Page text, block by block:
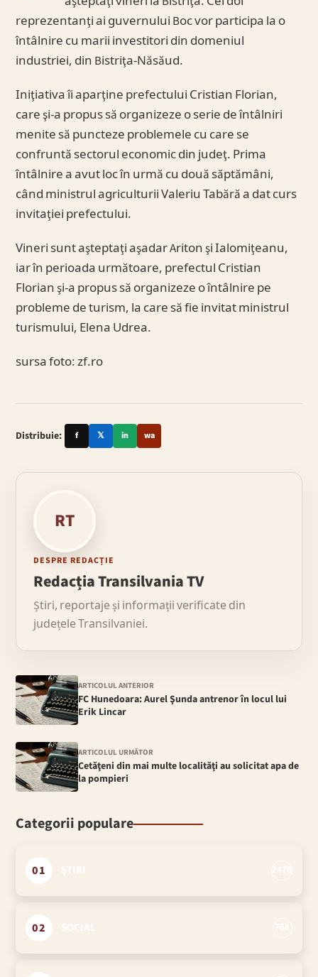
reprezentanţi ai guvernului Boc vor participa la o
întâlnire cu marii investitori din domeniul
industriei, din Bistriţa-Năsăud.
Iniţiativa îi aparţine prefectului Cristian Florian,
care şi-a propus să organizeze o serie de întâlniri
menite să puncteze problemele cu care se
confruntă sectorul economic din judeţ. Prima
întâlnire a avut loc în urmă cu două săptămâni,
când ministrul agriculturii Valeriu Tabără a dat curs
invitaţiei prefectului.
Vineri sunt aşteptaţi aşadar Ariton şi Ialomiţeanu,
iar în perioada următoare, prefectul Cristian
Florian şi-a propus să organizeze o întâlnire pe
probleme de turism, la care să fie invitat ministrul
turismului, Elena Udrea.
sursa foto: zf.ro
Distribuie: f 𝕏 in wa
RT
DESPRE REDACȚIE
Redacția Transilvania TV
Știri, reportaje și informații verificate din
județele Transilvaniei.
ARTICOLUL ANTERIOR
FC Hunedoara: Aurel Şunda antrenor în locul lui
Erik Lincar
ARTICOLUL URMĂTOR
Cetăţeni din mai multe localităţi au solicitat apa de
la pompieri
Categorii populare
01
02